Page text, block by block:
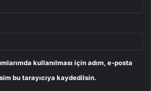
kullanılması için adım, e-posta
bu tarayıcıya kaydedilsin.